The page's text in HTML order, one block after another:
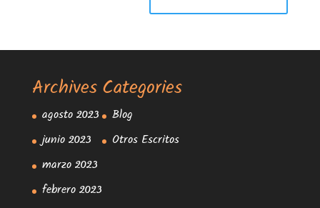
Archives
agosto 2023
junio 2023
marzo 2023
febrero 2023
Categories
Blog
Otros Escritos